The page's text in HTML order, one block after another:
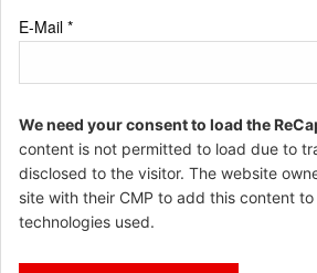
E-Mail *
We need your consent to load the
content is not permitted to load due to
disclosed to the visitor. The website
site with their CMP to add this content
technologies used.